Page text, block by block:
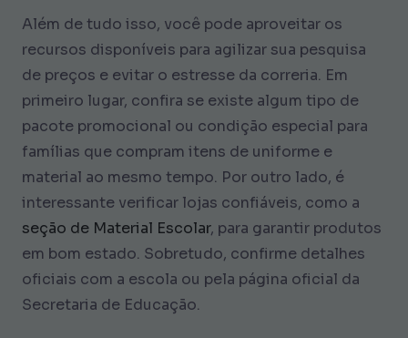
Além de tudo isso, você pode aproveitar os
recursos disponíveis para agilizar sua pesquisa
de preços e evitar o estresse da correria. Em
primeiro lugar, confira se existe algum tipo de
pacote promocional ou condição especial para
famílias que compram itens de uniforme e
material ao mesmo tempo. Por outro lado, é
interessante verificar lojas confiáveis, como a
seção de Material Escolar, para garantir produtos
em bom estado. Sobretudo, confirme detalhes
oficiais com a escola ou pela página oficial da
Secretaria de Educação.